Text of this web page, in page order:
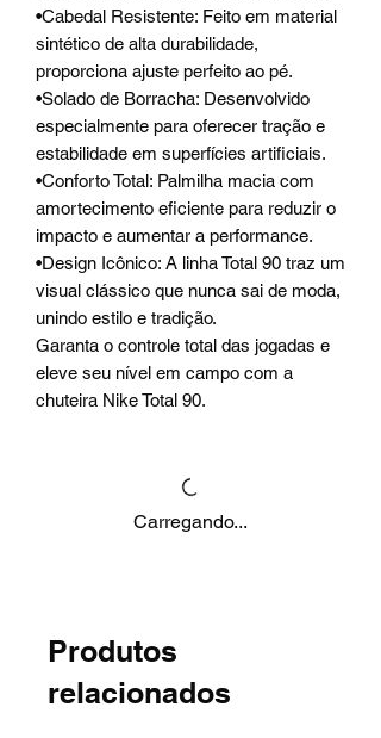
•Cabedal Resistente: Feito em material
sintético de alta durabilidade,
proporciona ajuste perfeito ao pé.
•Solado de Borracha: Desenvolvido
especialmente para oferecer tração e
estabilidade em superfícies artificiais.
•Conforto Total: Palmilha macia com
amortecimento eficiente para reduzir o
impacto e aumentar a performance.
•Design Icônico: A linha Total 90 traz um
visual clássico que nunca sai de moda,
unindo estilo e tradição.
Garanta o controle total das jogadas e
eleve seu nível em campo com a
chuteira Nike Total 90.
Carregando...
Produtos
relacionados